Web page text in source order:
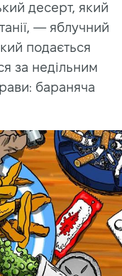
десерт, який
— яблучний
подається
за недільним
бараняча